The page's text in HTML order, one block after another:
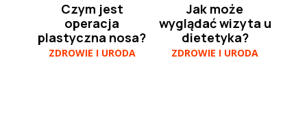
Czym jest
operacja
plastyczna nosa?
ZDROWIE I URODA
Jak może
wyglądać wizyta u
dietetyka?
ZDROWIE I URODA